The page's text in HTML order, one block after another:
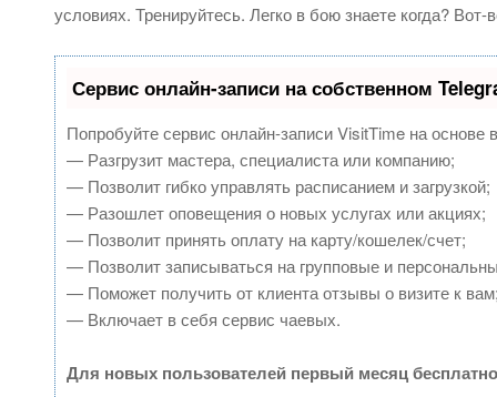
условиях. Тренируйтесь. Легко в бою знаете когда?
Сервис онлайн-записи на собственном
Попробуйте сервис онлайн-записи VisitTime на основе
— Разгрузит мастера, специалиста или компанию;
— Позволит гибко управлять расписанием и загрузкой;
— Разошлет оповещения о новых услугах или акциях;
— Позволит принять оплату на карту/кошелек/счет;
— Позволит записываться на групповые и
— Поможет получить от клиента отзывы о визите к
— Включает в себя сервис чаевых.
Для новых пользователей первый месяц